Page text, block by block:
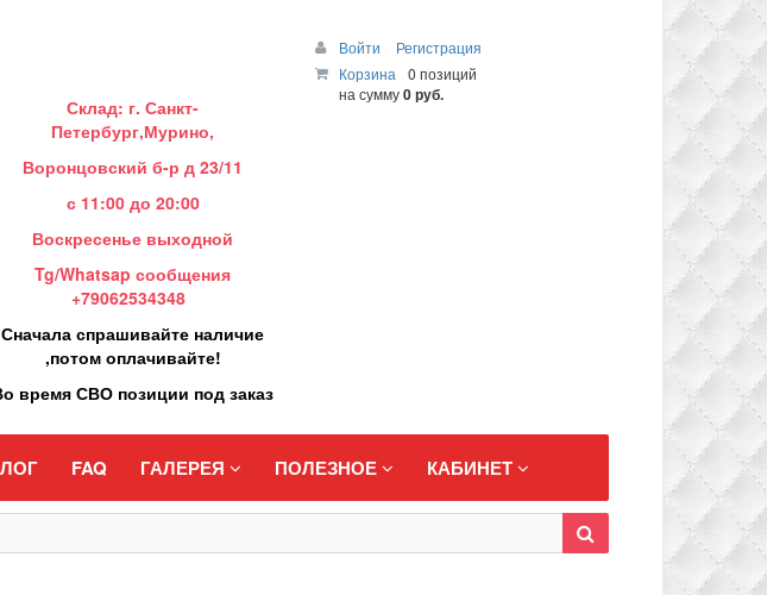
Склад: г. Санкт-
Петербург,Мурино,
Воронцовский б-р д 23/11
с 11:00 до 20:00
Воскресенье выходной
Tg/Whatsap сообщения
+79062534348
Сначала спрашивайте наличие
,потом оплачивайте!
время СВО позиции под заказ
Войти
Регистрация
Корзина
0 позиций
на сумму0 руб.
FAQ ГАЛЕРЕЯ ПОЛЕЗНОЕ КАБИНЕТ